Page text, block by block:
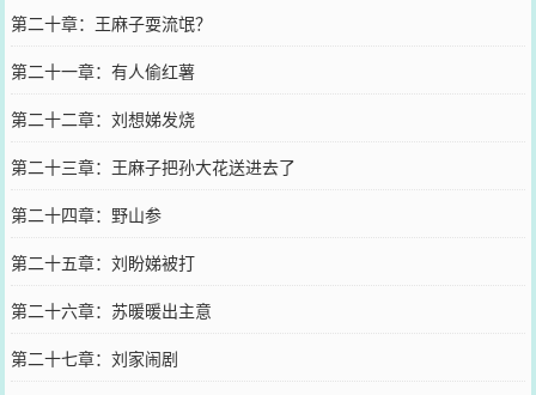
第二十章：王麻子耍流氓？
第二十一章：有人偷红薯
第二十二章：刘想娣发烧
第二十三章：王麻子把孙大花送进去了
第二十四章：野山参
第二十五章：刘盼娣被打
第二十六章：苏暖暖出主意
第二十七章：刘家闹剧